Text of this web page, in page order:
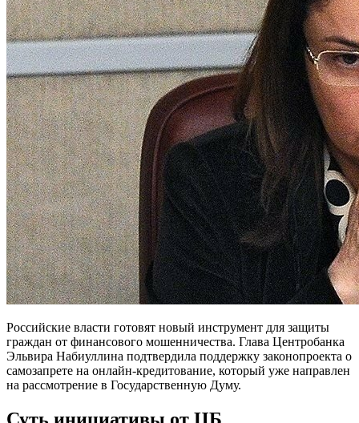
Российские власти готовят новый инструмент для защиты
граждан от финансового мошенничества. Глава Центробанка
Эльвира Набиуллина подтвердила поддержку законопроекта о
самозапрете на онлайн-кредитование, который уже направлен
на рассмотрение в Государственную Думу.
Суть инициативы от ЦБ